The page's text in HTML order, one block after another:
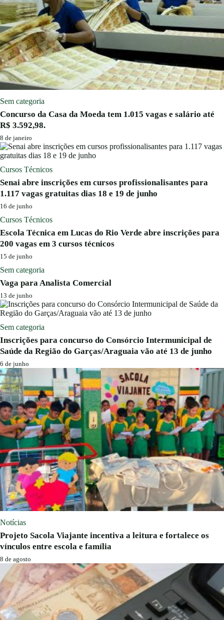
Sem categoria
Concurso da Casa da Moeda tem 1.015 vagas e salário até
R$ 3.592,98.
8 de janeiro
Cursos Técnicos
Senai abre inscrições em cursos profissionalisantes para
1.117 vagas gratuitas dias 18 e 19 de junho
16 de junho
Cursos Técnicos
Escola Técnica em Lucas do Rio Verde abre inscrições para
200 vagas em 3 cursos técnicos
15 de junho
Sem categoria
Vaga para Analista Comercial
13 de junho
Sem categoria
Inscrições para concurso do Consórcio Intermunicipal de
Saúde da Região do Garças/Araguaia vão até 13 de junho
6 de junho
Notícias
Projeto Sacola Viajante incentiva a leitura e fortalece os
vínculos entre escola e família
8 de agosto